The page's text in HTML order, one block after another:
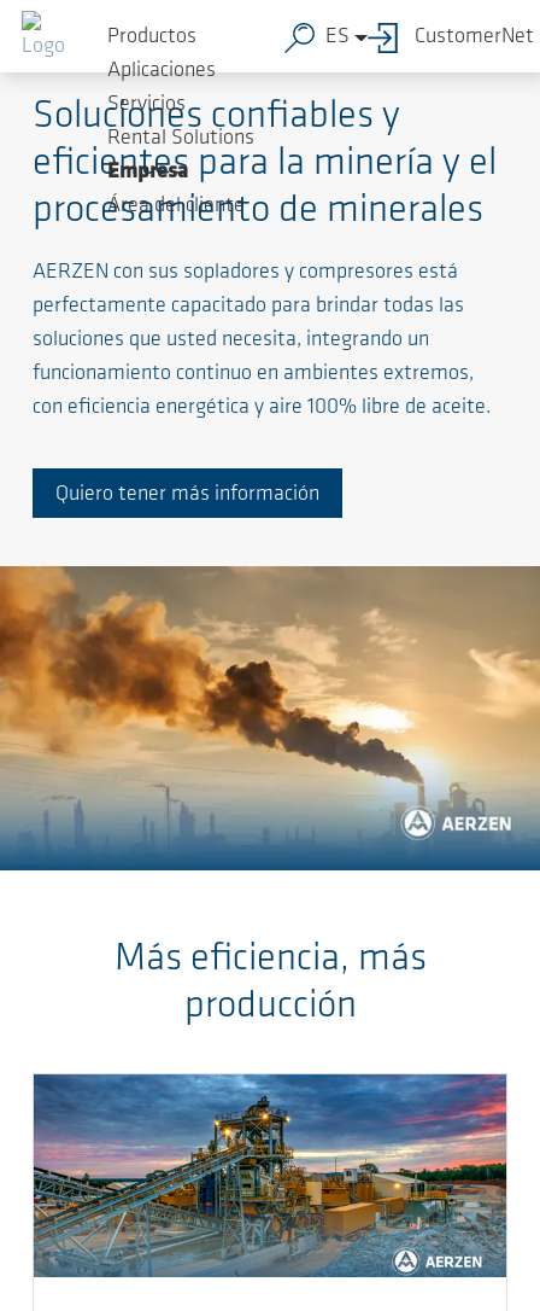
Soluciones de alto nivel para procesos exigentes
Soluciones confiables y
eficientes para la minería y el
procesamiento de minerales
AERZEN con sus sopladores y compresores está
perfectamente capacitado para brindar todas las
soluciones que usted necesita, integrando un
funcionamiento continuo en ambientes extremos,
con eficiencia energética y aire 100% libre de aceite.
Quiero tener más información
Productos
Aplicaciones
Servicios
Rental Solutions
Empresa
Área del cliente
ES CustomerNet
Más eficiencia, más
producción